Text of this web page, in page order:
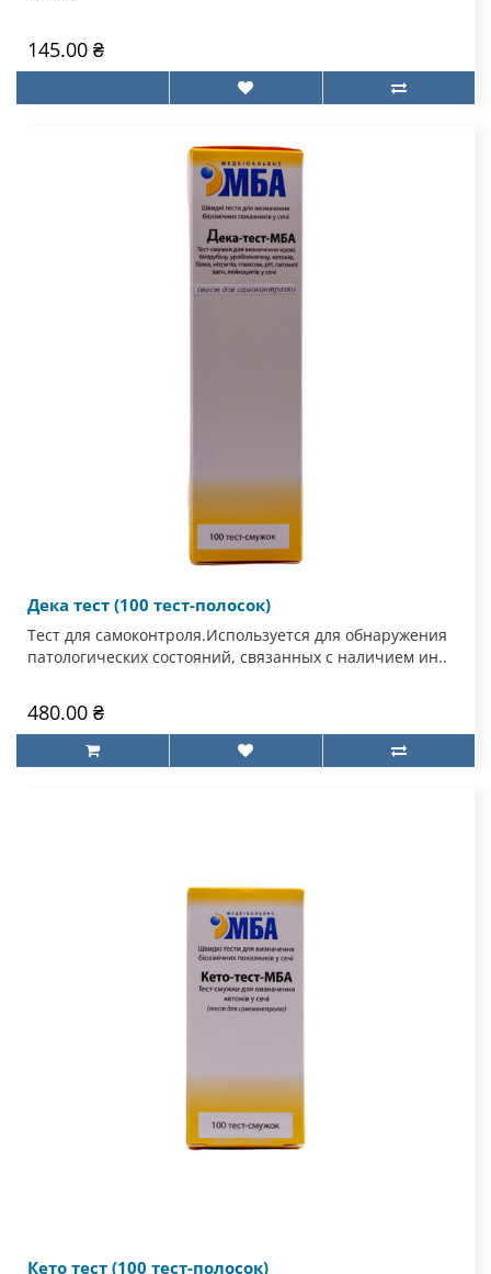
145.00 ₴
Дека тест (100 тест-полосок)
Тест для самоконтроля.Используется для обнаружения
патологических состояний, связанных с наличием ин..
480.00 ₴
Кето тест (100 тест-полосок)